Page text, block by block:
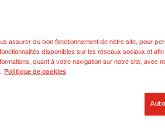
assurer du bon fonctionnement de notre site, pour
disponibles sur les réseaux sociaux et afin
quant à votre navigation sur notre site, avec
Politique de cookies